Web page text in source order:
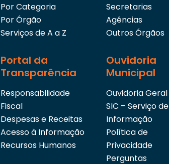
Por Categoria
Por Órgão
Serviços de A a Z
Secretarias
Agências
Outros Órgãos
Portal da
Transparência
Responsabilidade
Fiscal
Despesas e Receitas
Acesso à Informação
Recursos Humanos
Ouvidoria
Municipal
Ouvidoria Geral
SIC – Serviço de
Informação
Política de
Privacidade
Perguntas